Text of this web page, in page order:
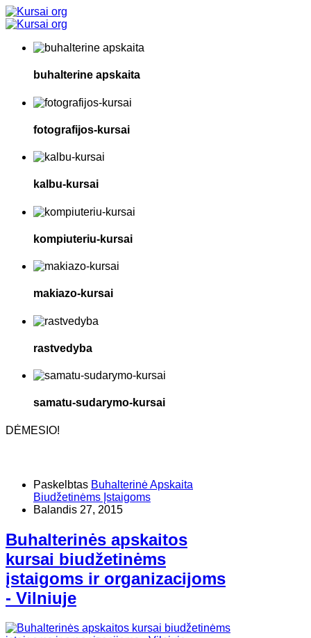
buhalterine apskaita
fotografijos-kursai
kalbu-kursai
kompiuteriu-kursai
makiazo-kursai
rastvedyba
samatu-sudarymo-kursai
DĖMESIO!
Paskelbtas Buhalterinė Apskaita
Biudžetinėms Įstaigoms
Balandis 27, 2015
Buhalterinės apskaitos
kursai biudžetinėms
įstaigoms ir organizacijoms
- Vilniuje